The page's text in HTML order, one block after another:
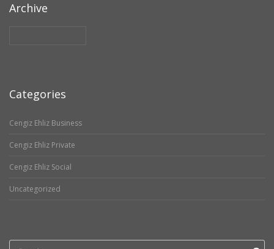
Archive
Categories
Cengiz Ehliz Business
Cengiz Ehliz Private
Cengiz Ehliz Social
Uncategorized